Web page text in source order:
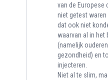
van de Europese
niet getest
dat ook niet
waarvan al in
(namelijk
gezondheid) en
injecteren.
Niet al te slim,